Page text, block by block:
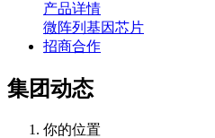
产品详情
微阵列基因芯片
招商合作
集团动态
你的位置